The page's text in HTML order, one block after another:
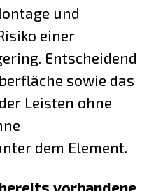
und
einer
Entscheidend
sowie das
Leisten ohne
dem Element.
vorhandene